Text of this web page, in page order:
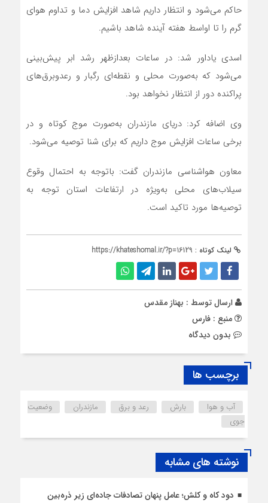
حاکم می‌شود و انتظار داریم شاهد افزایش دما و تداوم هوای
گرم را تا اواسط هفته آینده شاهد باشیم.
اسدی یاداور شد: در ساعات بعدازظهر رشد ابر پیش‌بینی
می‌شود که به‌صورت محلی و نقطه‌ای رگبار و رعدوبرق‌های
پراکنده دور از انتظار نخواهد بود.
وی اضافه کرد: دریای مازندران به‌صورت موج کوتاه و در
برخی ساعات افزایش موج داریم که برای شنا توصيه می‌شود.
معاون هواشناسی مازندران گفت: باتوجه به احتمال وقوع
سیلاب‌های محلی به‌ویژه در ارتفاعات استان توجه به
توصیه‌ها مورد تاکید است.
لینک کوتاه : https://khateshomal.ir/?p=16129
ارسال توسط : بهناز مقدس
منبع : فارس
بدون دیدگاه
برچسب ها
آب و هوا بارش رعد و برق مازندران
وضعیت
جوی
نوشته های مشابه
دود کاه و کلش؛ عامل پنهان تصادفات جاده‌ای زیر ذره‌بین